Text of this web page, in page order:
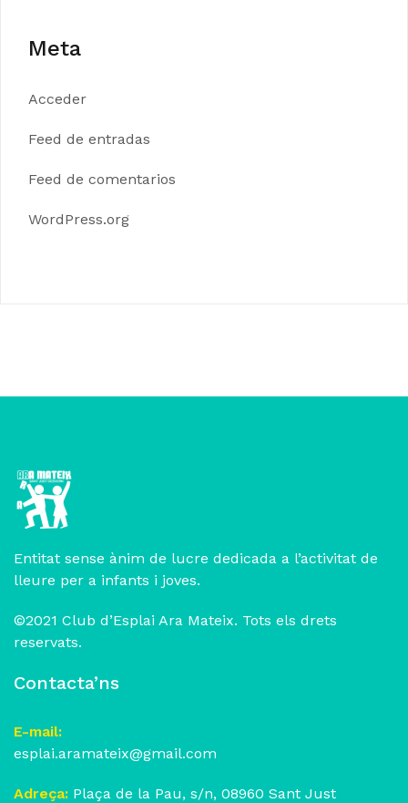
Meta
Acceder
Feed de entradas
Feed de comentarios
WordPress.org
Entitat sense ànim de lucre dedicada a l’activitat de
lleure per a infants i joves.
©2021 Club d’Esplai Ara Mateix. Tots els drets
reservats.
Contacta’ns
E-mail:
esplai.aramateix@gmail.com
Adreça: Plaça de la Pau, s/n, 08960 Sant Just